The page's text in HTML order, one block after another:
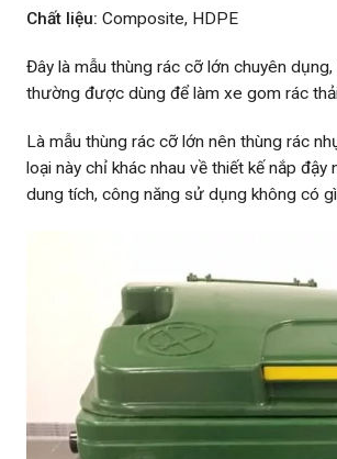
Chất liệu: Composite, HDPE
Đây là mẫu thùng rác cỡ lớn chuyên
thường được dùng để làm xe gom rác
Là mẫu thùng rác cỡ lớn nên thùng rác
loại này chỉ khác nhau về thiết kế nắp
dung tích, công năng sử dụng không có